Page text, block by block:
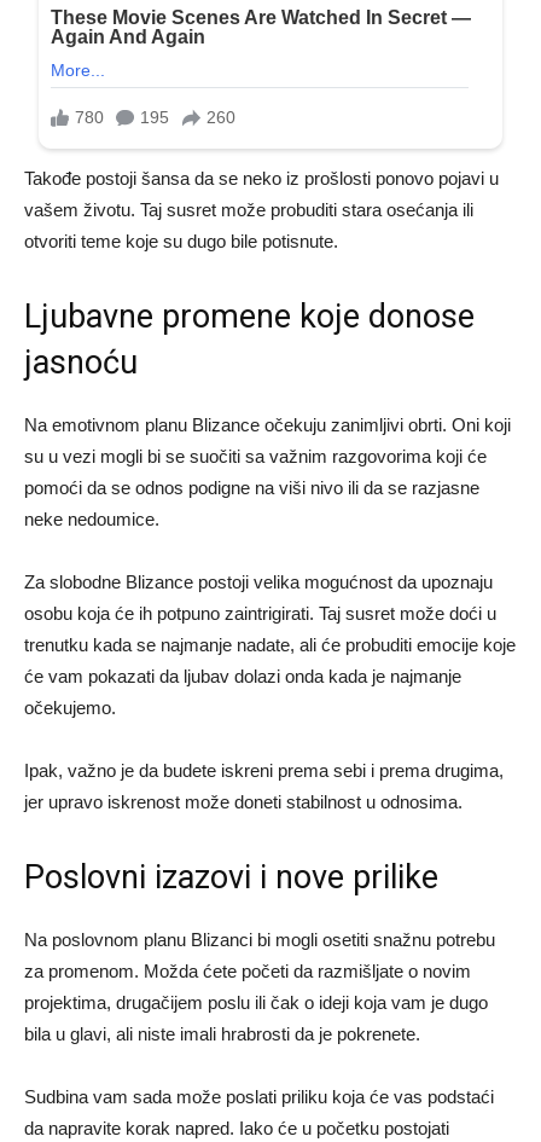
Takođe postoji šansa da se neko iz prošlosti ponovo pojavi u
vašem životu. Taj susret može probuditi stara osećanja ili
otvoriti teme koje su dugo bile potisnute.
Ljubavne promene koje donose
jasnoću
Na emotivnom planu Blizance očekuju zanimljivi obrti. Oni koji
su u vezi mogli bi se suočiti sa važnim razgovorima koji će
pomoći da se odnos podigne na viši nivo ili da se razjasne
neke nedoumice.
Za slobodne Blizance postoji velika mogućnost da upoznaju
osobu koja će ih potpuno zaintrigirati. Taj susret može doći u
trenutku kada se najmanje nadate, ali će probuditi emocije koje
će vam pokazati da ljubav dolazi onda kada je najmanje
očekujemo.
Ipak, važno je da budete iskreni prema sebi i prema drugima,
jer upravo iskrenost može doneti stabilnost u odnosima.
Poslovni izazovi i nove prilike
Na poslovnom planu Blizanci bi mogli osetiti snažnu potrebu
za promenom. Možda ćete početi da razmišljate o novim
projektima, drugačijem poslu ili čak o ideji koja vam je dugo
bila u glavi, ali niste imali hrabrosti da je pokrenete.
Sudbina vam sada može poslati priliku koja će vas podstaći
da napravite korak napred. Iako će u početku postojati